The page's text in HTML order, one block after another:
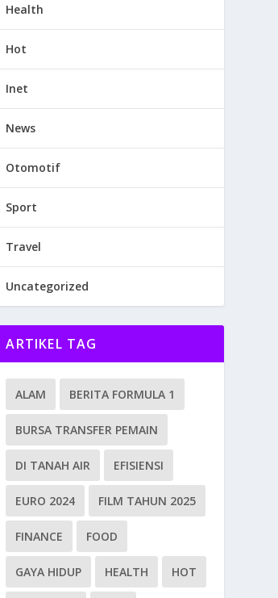
Health
Hot
Inet
News
Otomotif
Sport
Travel
Uncategorized
ARTIKEL TAG
ALAM BERITA FORMULA 1
BURSA TRANSFER PEMAIN
DI TANAH AIR EFISIENSI
EURO 2024 FILM TAHUN 2025
FINANCE FOOD
GAYA HIDUP HEALTH HOT